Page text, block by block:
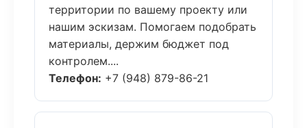
территории по вашему проекту или
нашим эскизам. Помогаем подобрать
материалы, держим бюджет под
контролем....
Телефон: +7 (948) 879-86-21